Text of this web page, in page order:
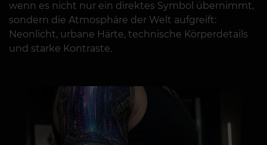
wenn es nicht nur ein direktes Symbol übernimmt,
sondern die Atmosphäre der Welt aufgreift:
Neonlicht, urbane Härte, technische Körperdetails
und starke Kontraste.